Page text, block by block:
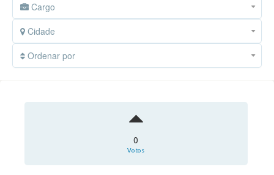
Cargo
Cidade
Ordenar por
0
Votos